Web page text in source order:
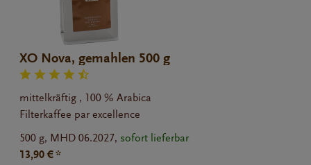
XO Nova, gemahlen 500 g
mittelkräftig , 100 % Arabica
Filterkaffee par excellence
500 g, MHD 06.2027, sofort lieferbar
13,90 € *